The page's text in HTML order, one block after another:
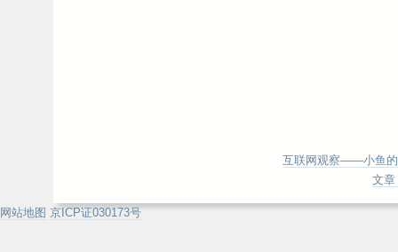
互联网观察——小鱼的
文章
网站地图 京ICP证030173号